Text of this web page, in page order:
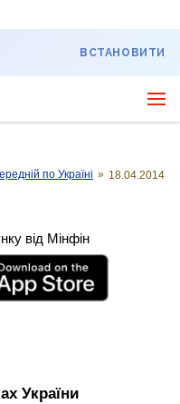
ВСТАНОВИТИ
по Україні » 18.04.2014
від Мінфін
України